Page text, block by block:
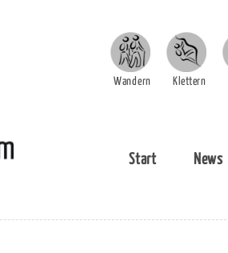
Wandern Klettern
Start News